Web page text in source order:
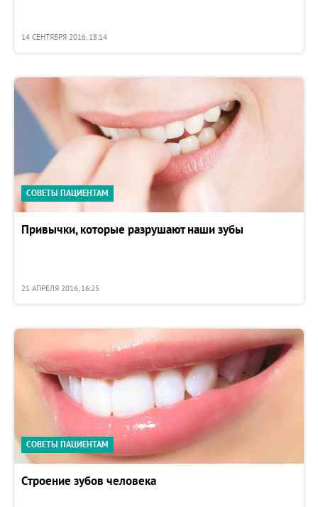
14 СЕНТЯБРЯ 2016, 18:14
СОВЕТЫ ПАЦИЕНТАМ
Привычки, которые разрушают наши зубы
21 АПРЕЛЯ 2016, 16:25
СОВЕТЫ ПАЦИЕНТАМ
Строение зубов человека